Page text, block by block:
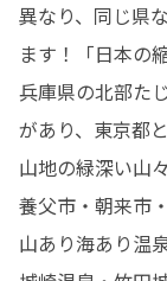
異なり、同じ県
ます！「日本の
兵庫県の北部た
があり、東京都
山地の緑深い山
養父市・朝来市
山あり海あり温